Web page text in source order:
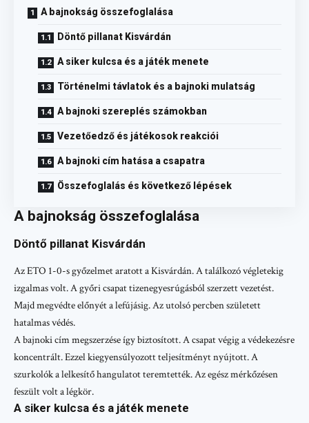
A bajnokság összefoglalása
Döntő pillanat Kisvárdán
A siker kulcsa és a játék menete
Történelmi távlatok és a bajnoki mulatság
A bajnoki szereplés számokban
Vezetőedző és játékosok reakciói
A bajnoki cím hatása a csapatra
Összefoglalás és következő lépések
A bajnokság összefoglalása
Döntő pillanat Kisvárdán
Az ETO 1-0-s győzelmet aratott a Kisvárdán. A találkozó végletekig
izgalmas volt. A győri csapat tizenegyesrúgásból szerzett vezetést.
Majd megvédte előnyét a lefújásig. Az utolsó percben született
hatalmas védés.
A bajnoki cím megszerzése így biztosított. A csapat végig a védekezésre
koncentrált. Ezzel kiegyensúlyozott teljesítményt nyújtott. A
szurkolók a lelkesítő hangulatot teremtették. Az egész mérkőzésen
feszült volt a légkör.
A siker kulcsa és a játék menete